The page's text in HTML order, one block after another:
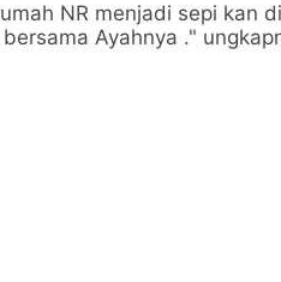
NR menjadi sepi kan
Ayahnya ."